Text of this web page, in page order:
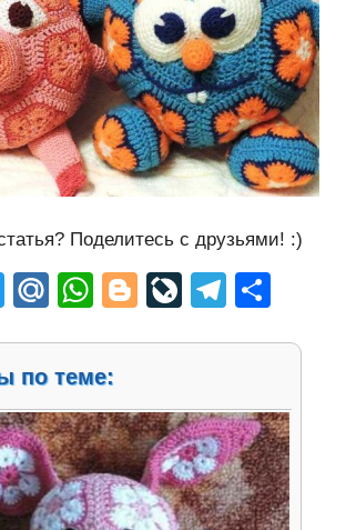
Поделитесь с друзьями! :)
TwitterMail.Ru
WhatsApp
Blogger
по теме: